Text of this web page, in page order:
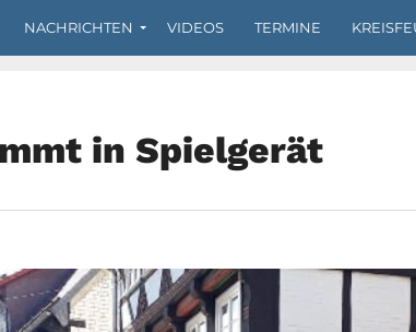
NACHRICHTEN VIDEOS TERMINE
in Spielgerät